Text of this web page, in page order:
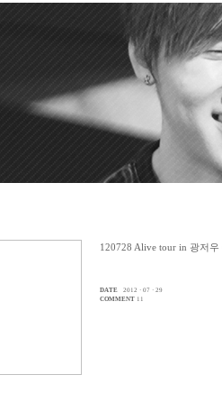
120728 Alive tour in 광저
DATE
2012 · 07 · 29
COMMENT